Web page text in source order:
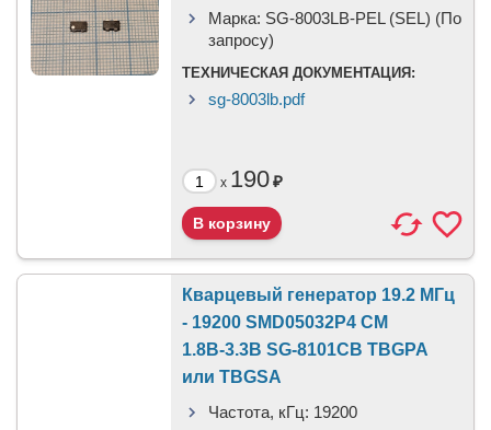
Марка: SG-8003LB-PEL (SEL) (По
запросу)
ТЕХНИЧЕСКАЯ ДОКУМЕНТАЦИЯ:
sg-8003lb.pdf
x 190₽
Кварцевый генератор 19.2 МГц
- 19200 SMD05032P4 CM
1.8В-3.3В SG-8101CB TBGPA
или TBGSA
Частота, кГц: 19200